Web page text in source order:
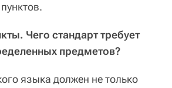
Чего стандарт требует
предметов?
языка должен не только